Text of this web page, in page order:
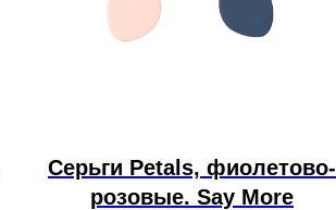
Серьги Petals, фиолетово-
розовые. Say More